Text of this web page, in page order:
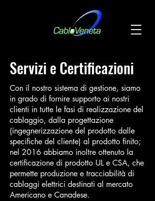
Servizi e Certificazioni
Con il nostro sistema di gestione, siamo
in grado di fornire supporto ai nostri
clienti in tutte le fasi di realizzazione del
cablaggio, dalla progettazione
(ingegnerizzazione del prodotto dalle
specifiche del cliente) al prodotto finito;
nel 2016 abbiamo inoltre ottenuto la
certificazione di prodotto UL e CSA, che
permette produzione e tracciabilità di
cablaggi elettrici destinati al mercato
Americano e Canadese.